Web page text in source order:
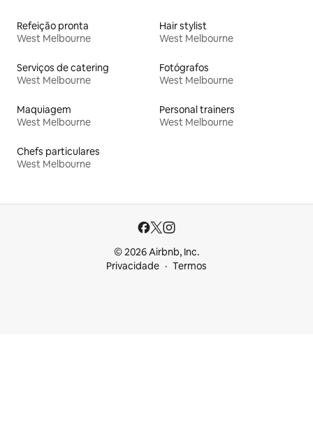
Refeição pronta
West Melbourne
Hair stylist
West Melbourne
Serviços de catering
West Melbourne
Fotógrafos
West Melbourne
Maquiagem
West Melbourne
Personal trainers
West Melbourne
Chefs particulares
West Melbourne
© 2026 Airbnb, Inc.
Privacidade
Termos